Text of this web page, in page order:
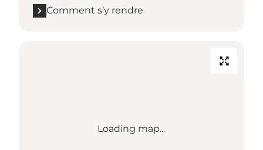
Comment s’y rendre
Loading map...